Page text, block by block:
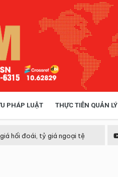
PHÁP LUẬT THỰC TIỄN QUẢN LÝ
hối đoái, tỷ giá ngoại tệ